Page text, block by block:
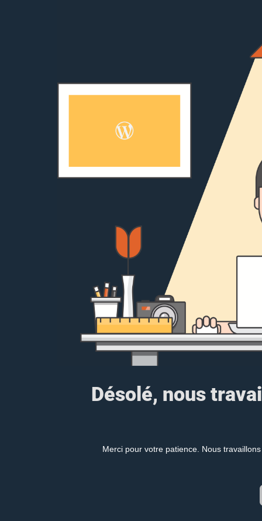
Désolé, nous
Merci pour votre patience. Nous